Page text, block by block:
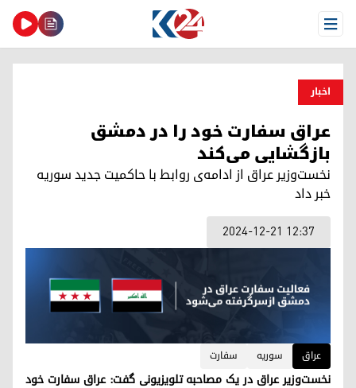
Open Menu
اخبار
عراق سفارت خود را در دمشق
بازگشایی می‌کند
نخست‌وزیر عراق از ادامه‌ی روابط با حاکمیت جدید سوریه
خبر داد
2024-12-21 12:37
عراق سوریه سفارت
نخست‌وزیر عراق در یک مصاحبه تلویزیونی گفت: عراق سفارت خود